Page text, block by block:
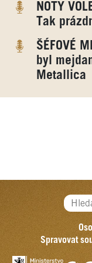
NOTY
Tak
ŠÉFOVÉ
byl
Metallica
Spravovat